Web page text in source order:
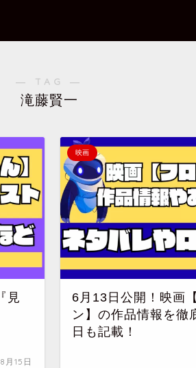
― TAG ―
滝藤賢一
見
月15日
映画
6月13日公開！映画
ン】の作品情報を徹
日も記載！